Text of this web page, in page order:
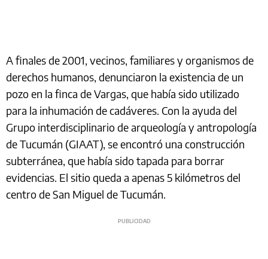
A finales de 2001, vecinos, familiares y organismos de
derechos humanos, denunciaron la existencia de un
pozo en la finca de Vargas, que había sido utilizado
para la inhumación de cadáveres. Con la ayuda del
Grupo interdisciplinario de arqueología y antropología
de Tucumán (GIAAT), se encontró una construcción
subterránea, que había sido tapada para borrar
evidencias. El sitio queda a apenas 5 kilómetros del
centro de San Miguel de Tucumán.